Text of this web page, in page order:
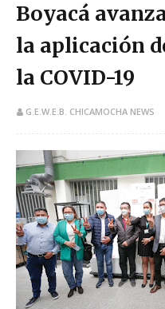
Boyacá
la aplicación
la COVID-19
G.E.W.E.B. CHICAMOCHA NEWS